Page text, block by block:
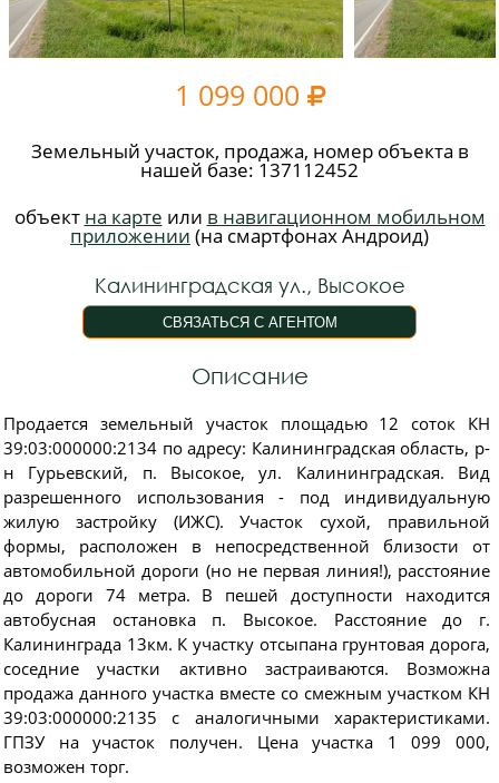
1 099 000 
Земельный участок, продажа, номер объекта в
нашей базе: 137112452
объект на карте или в навигационном мобильном
приложении (на смартфонах Андроид)
Калининградская ул., Высокое
Описание
Продается земельный участок площадью 12 соток КН
39:03:000000:2134 по адресу: Калининградская область, р-
н Гурьевский, п. Высокое, ул. Калининградская. Вид
разрешенного использования - под индивидуальную
жилую застройку (ИЖС). Участок сухой, правильной
формы, расположен в непосредственной близости от
автомобильной дороги (но не первая линия!), расстояние
до дороги 74 метра. В пешей доступности находится
автобусная остановка п. Высокое. Расстояние до г.
Калининграда 13км. К участку отсыпана грунтовая дорога,
соседние участки активно застраиваются. Возможна
продажа данного участка вместе со смежным участком КН
39:03:000000:2135 с аналогичными характеристиками.
ГПЗУ на участок получен. Цена участка 1 099 000,
возможен торг.